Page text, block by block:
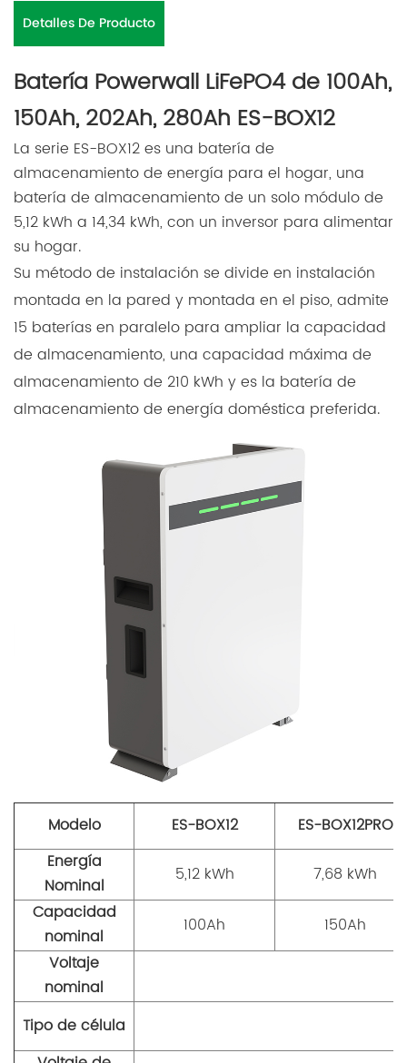
Detalles De Producto
Batería Powerwall LiFePO4 de 100Ah,
150Ah, 202Ah, 280Ah ES-BOX12
La serie ES-BOX12 es una batería de
almacenamiento de energía para el hogar, una
batería de almacenamiento de un solo módulo de
5,12 kWh a 14,34 kWh, con un inversor para alimentar
su hogar.
Su método de instalación se divide en instalación
montada en la pared y montada en el piso, admite
15 baterías en paralelo para ampliar la capacidad
de almacenamiento, una capacidad máxima de
almacenamiento de 210 kWh y es la batería de
almacenamiento de energía doméstica preferida.
Modelo ES-BOX12
ES-BOX12PRO
Energía
Nominal
5,12 kWh
7,68 kWh
Capacidad
nominal
100Ah
150Ah
Voltaje
nominal
Tipo de célula